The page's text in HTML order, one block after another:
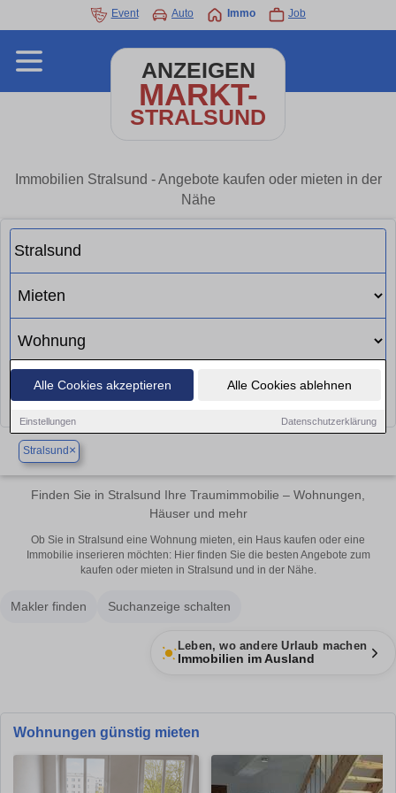
Alle Cookies akzeptieren Alle Cookies ablehnen
Einstellungen Datenschutzerklärung
Event Auto Immo Job
ANZEIGEN
MARKT-
STRALSUND
Immobilien Stralsund - Angebote kaufen oder mieten in der
Nähe
Suchen
Stralsund ×
Finden Sie in Stralsund Ihre Traumimmobilie – Wohnungen,
Häuser und mehr
Ob Sie in Stralsund eine Wohnung mieten, ein Haus kaufen oder eine
Immobilie inserieren möchten: Hier finden Sie die besten Angebote zum
kaufen oder mieten in Stralsund und in der Nähe.
Makler finden Suchanzeige schalten
Leben, wo andere Urlaub machen
Immobilien im Ausland
Wohnungen günstig mieten